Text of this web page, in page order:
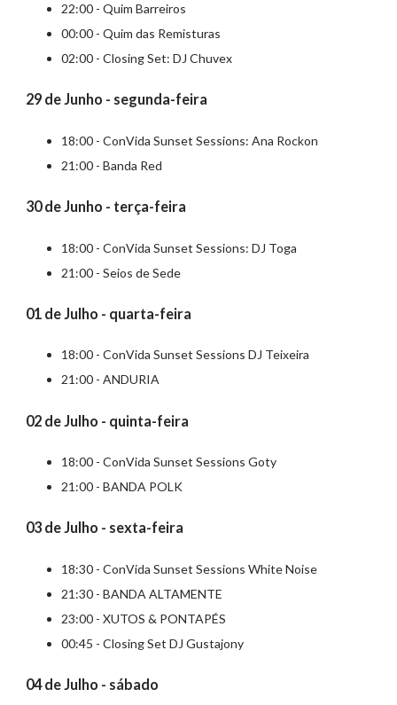
22:00 - Quim Barreiros
00:00 - Quim das Remisturas
02:00 - Closing Set: DJ Chuvex
29 de Junho - segunda-feira
18:00 - ConVida Sunset Sessions: Ana Rockon
21:00 - Banda Red
30 de Junho - terça-feira
18:00 - ConVida Sunset Sessions: DJ Toga
21:00 - Seios de Sede
01 de Julho - quarta-feira
18:00 - ConVida Sunset Sessions DJ Teixeira
21:00 - ANDURIA
02 de Julho - quinta-feira
18:00 - ConVida Sunset Sessions Goty
21:00 - BANDA POLK
03 de Julho - sexta-feira
18:30 - ConVida Sunset Sessions White Noise
21:30 - BANDA ALTAMENTE
23:00 - XUTOS & PONTAPÉS
00:45 - Closing Set DJ Gustajony
04 de Julho - sábado